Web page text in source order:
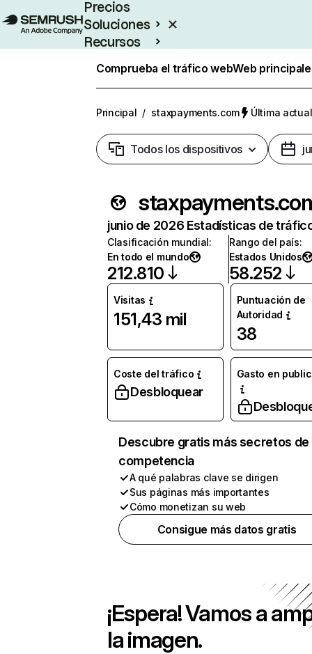
Precios
Soluciones
Recursos
Comprueba el tráfico webWeb
Principal / staxpayments.com Última
Todos los dispositivos
junio de 2026 Estadísticas de
Clasificación mundial:
En todo el mundo
212.810
Rango del país:
Estados Unidos
58.252
Visitas
151,43 mil
Puntuación de
Autoridad
38
Coste del tráfico
Desbloquear
Gasto en
Descubre gratis más secretos de
competencia
A qué palabras clave se dirigen
Sus páginas más importantes
Cómo monetizan su web
Consigue más datos gratis
¡Espera! Vamos a
la imagen.